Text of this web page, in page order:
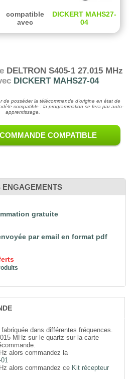
compatible
avec
DICKERT MAHS27-
04
DELTRON S405-1 27.015 MHz
DICKERT MAHS27-04
posséder la télécommande d'origine en état de
compatible : la programmation se fera par auto-
apprentissage.
COMPATIBLE
ENGAGEMENTS
gratuite
par email en format pdf
dans différentes fréquences.
MHz sur le quartz sur la carte
alors commandez la
alors commandez ce Kit récepteur